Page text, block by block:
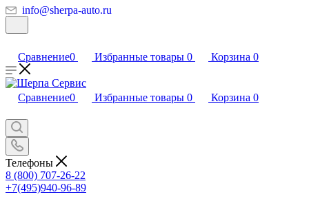
info@sherpa-auto.ru
Сравнение0 Избранные товары 0 Корзина 0
Сравнение0 Избранные товары 0 Корзина 0
Телефоны
8 (800) 707-26-22
+7(495)940-96-89